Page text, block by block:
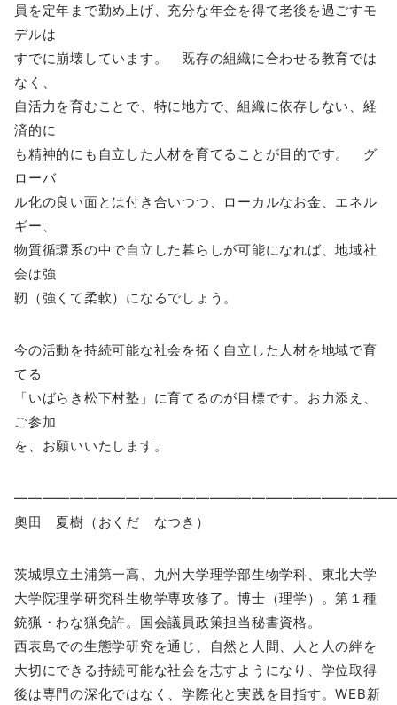
員を定年まで勤め上げ、充分な年金を得て老後を過ごすモ
デルは
すでに崩壊しています。 既存の組織に合わせる教育では
なく、
自活力を育むことで、特に地方で、組織に依存しない、経
済的に
も精神的にも自立した人材を育てることが目的です。 グ
ローバ
ル化の良い面とは付き合いつつ、ローカルなお金、エネル
ギー、
物質循環系の中で自立した暮らしが可能になれば、地域社
会は強
靭（強くて柔軟）になるでしょう。
今の活動を持続可能な社会を拓く自立した人材を地域で育
てる
「いばらき松下村塾」に育てるのが目標です。お力添え、
ご参加
を、お願いいたします。
奧田 夏樹（おくだ なつき）
茨城県立土浦第一高、九州大学理学部生物学科、東北大学
大学院理学研究科生物学専攻修了。博士（理学）。第１種
銃猟・わな猟免許。国会議員政策担当秘書資格。
西表島での生態学研究を通じ、自然と人間、人と人の絆を
大切にできる持続可能な社会を志すようになり、学位取得
後は専門の深化ではなく、学際化と実践を目指す。WEB新